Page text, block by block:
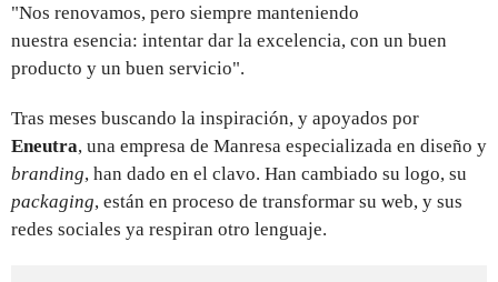
"Nos renovamos, pero siempre manteniendo
nuestra esencia: intentar dar la excelencia, con un buen
producto y un buen servicio".
Tras meses buscando la inspiración, y apoyados por
Eneutra, una empresa de Manresa especializada en diseño y
branding, han dado en el clavo. Han cambiado su logo, su
packaging, están en proceso de transformar su web, y sus
redes sociales ya respiran otro lenguaje.